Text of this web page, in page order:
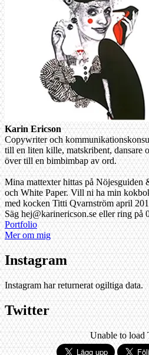
Karin Ericson
Copywriter och
till en liten kille, matskribent, dansare
över till en bimbimbap av ord.
Mina mattexter hittas på Nöjesguiden
och White Paper. Vill ni ha min
med kocken Titti Qvarnström april
Säg hej@karinericson.se eller ring på
Portfolio
Mer om mig
Instagram
Instagram har returnerat ogiltiga data.
Twitter
Unable to load